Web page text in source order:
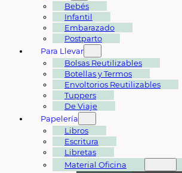
Bebés
Infantil
Embarazado
Postparto
Para Llevar
Bolsas Reutilizables
Botellas y Termos
Envoltorios Reutilizables
Tuppers
De Viaje
Papelería
Libros
Escritura
Libretas
Material Oficina